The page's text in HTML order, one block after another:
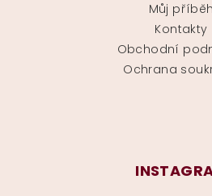
Můj příběh
Kontakty
Obchodní
Ochrana